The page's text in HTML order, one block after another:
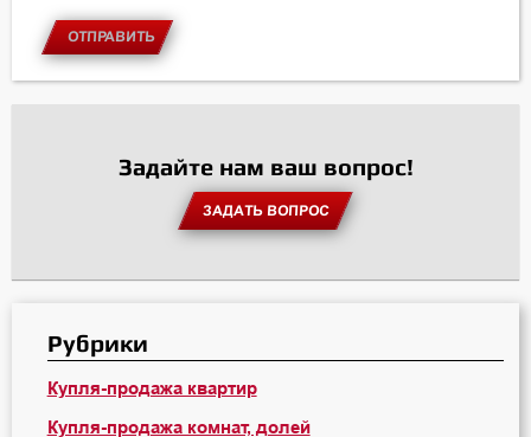
ОТПРАВИТЬ
Задайте нам ваш вопрос!
ЗАДАТЬ ВОПРОС
Рубрики
Купля-продажа квартир
Купля-продажа комнат, долей